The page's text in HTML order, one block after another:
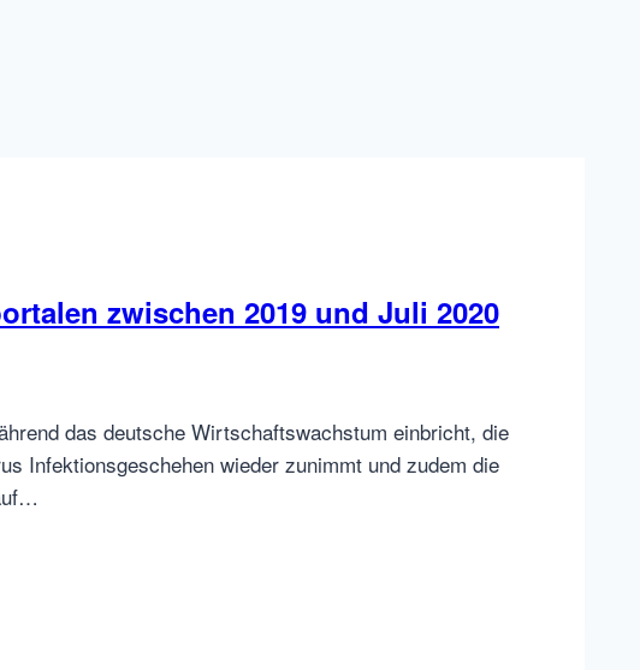
zwischen 2019 und Juli 2020
das deutsche Wirtschaftswachstum einbricht, die
Infektionsgeschehen wieder zunimmt und zudem die